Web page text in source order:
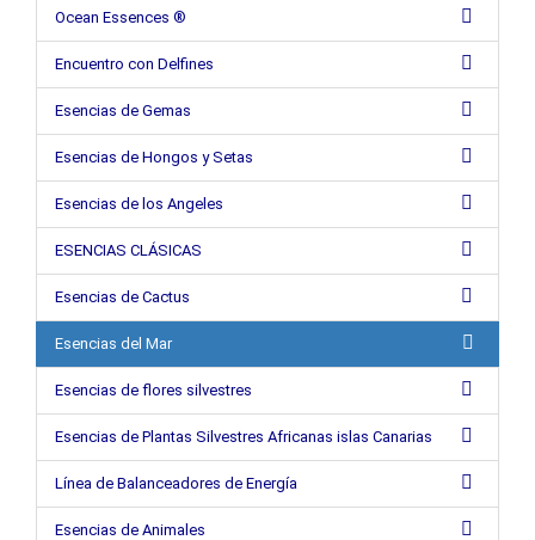
Ocean Essences ®
Encuentro con Delfines
Esencias de Gemas
Esencias de Hongos y Setas
Esencias de los Angeles
ESENCIAS CLÁSICAS
Esencias de Cactus
Esencias del Mar
Esencias de flores silvestres
Esencias de Plantas Silvestres Africanas islas Canarias
Línea de Balanceadores de Energía
Esencias de Animales